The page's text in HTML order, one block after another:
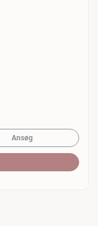
Ansøg